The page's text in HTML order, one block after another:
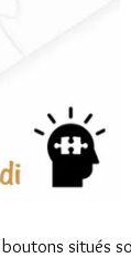
situés